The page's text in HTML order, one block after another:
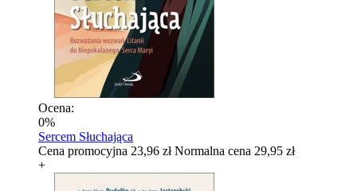
Ocena:
0%
Sercem Słuchająca
Cena promocyjna 23,96 zł Normalna cena 29,95 zł
+